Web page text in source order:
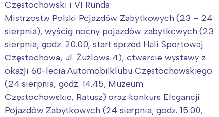
Częstochowski i VI Runda
Mistrzostw Polski Pojazdów Zabytkowych (23 – 24
sierpnia), wyścig nocny pojazdów zabytkowych (23
sierpnia, godz. 20.00, start sprzed Hali Sportowej
Częstochowa, ul. Żużlowa 4), otwarcie wystawy z
okazji 60-lecia Automobilklubu Częstochowskiego
(24 sierpnia, godz. 14.45, Muzeum
Częstochowskie, Ratusz) oraz konkurs Elegancji
Pojazdów Zabytkowych (24 sierpnia, godz. 15.00,
tego regionu:
Warszawa
Łódź
Trójmiasto
Poznań
Wrocław
Kraków
Południe
Północ
Wszystkie